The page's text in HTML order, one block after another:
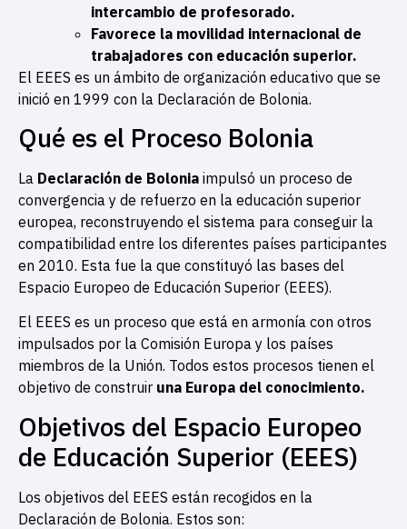
intercambio de profesorado.
Favorece la movilidad internacional de
trabajadores con educación superior.
El EEES es un ámbito de organización educativo que se
inició en 1999 con la Declaración de Bolonia.
Qué es el Proceso Bolonia
La Declaración de Bolonia impulsó un proceso de
convergencia y de refuerzo en la educación superior
europea, reconstruyendo el sistema para conseguir la
compatibilidad entre los diferentes países participantes
en 2010. Esta fue la que constituyó las bases del
Espacio Europeo de Educación Superior (EEES).
El EEES es un proceso que está en armonía con otros
impulsados por la Comisión Europa y los países
miembros de la Unión. Todos estos procesos tienen el
objetivo de construir una Europa del conocimiento.
Objetivos del Espacio Europeo
de Educación Superior (EEES)
Los objetivos del EEES están recogidos en la
Declaración de Bolonia. Estos son: